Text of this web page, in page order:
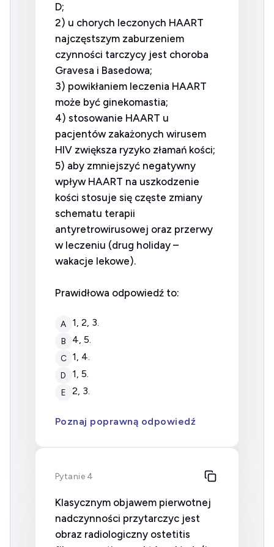
D;
2) u chorych leczonych HAART
najczęstszym zaburzeniem
czynności tarczycy jest choroba
Gravesa i Basedowa;
3) powikłaniem leczenia HAART
może być ginekomastia;
4) stosowanie HAART u
pacjentów zakażonych wirusem
HIV zwiększa ryzyko złamań kości;
5) aby zmniejszyć negatywny
wpływ HAART na uszkodzenie
kości stosuje się częste zmiany
schematu terapii
antyretrowirusowej oraz przerwy
w leczeniu (drug holiday –
wakacje lekowe).
Prawidłowa odpowiedź to:
A 1, 2, 3.
B 4, 5.
C 1, 4.
D 1, 5.
E 2, 3.
Poznaj poprawną odpowiedź
Pytanie 4
Klasycznym objawem pierwotnej
nadczynności przytarczyc jest
obraz radiologiczny ostetitis